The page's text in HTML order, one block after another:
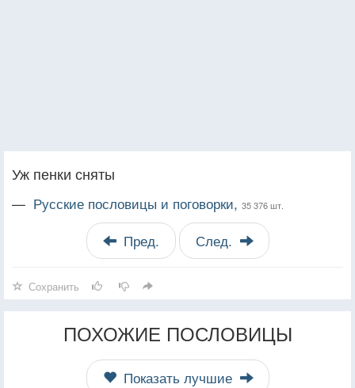
Уж пенки сняты
— Русские пословицы и поговорки, 35 376 шт.
Пред. След.
Сохранить
ПОХОЖИЕ ПОСЛОВИЦЫ
Показать лучшие